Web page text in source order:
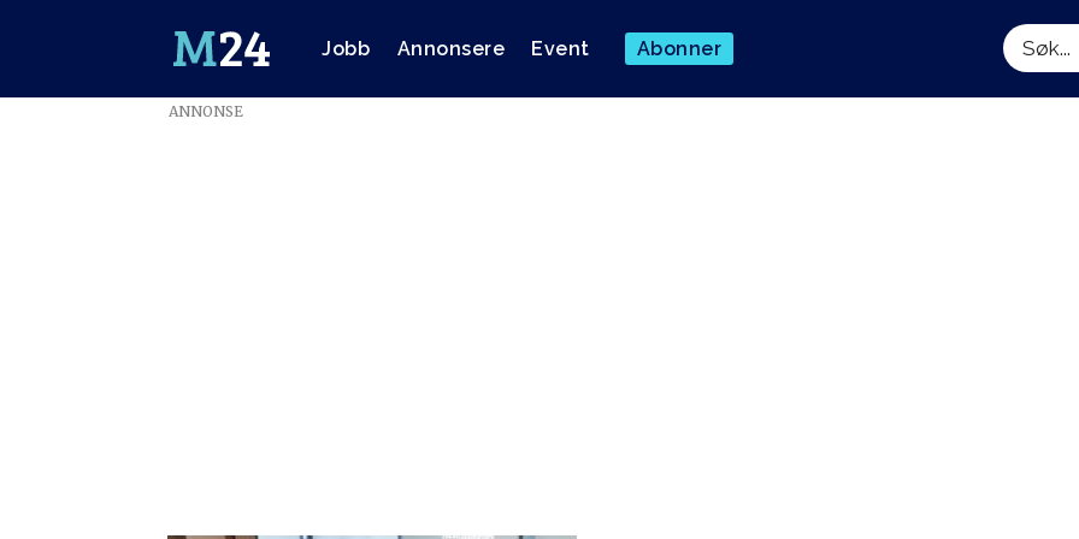
Jobb Annonsere Event Abonner
Søk
Emne:ANNONSE